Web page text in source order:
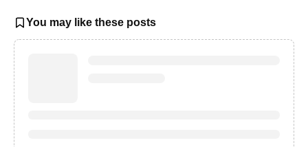
You may like these posts